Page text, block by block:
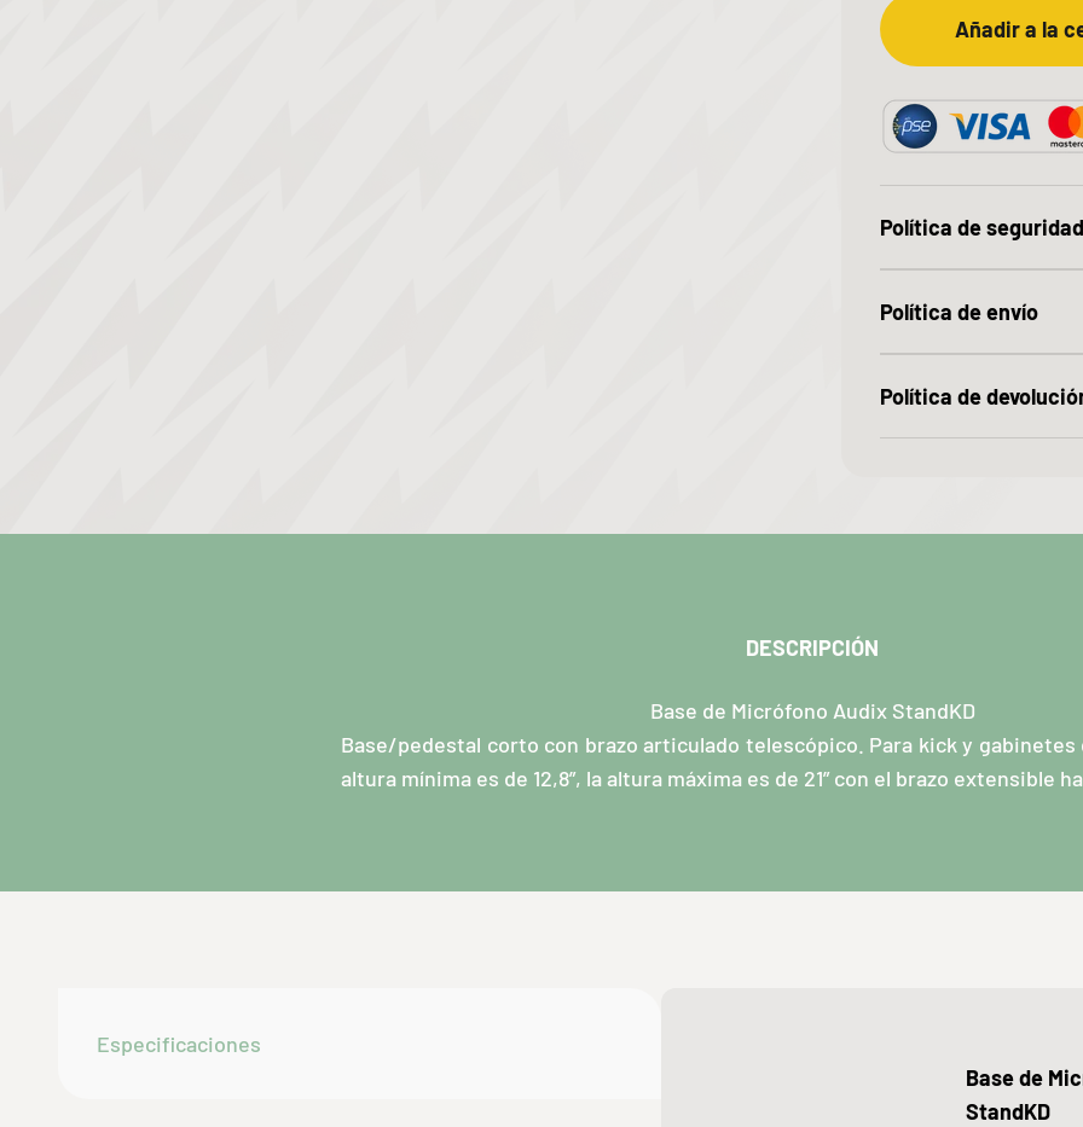
Añadir a la
Política de seguridad
Política de envío
Política de
DESCRIPCIÓN
Base de Micrófono Audix StandKD
Base/pedestal corto con brazo articulado telescópico. Para kick y gabinetes
altura mínima es de 12,8”, la altura máxima es de 21” con el brazo extensible
Especificaciones
Base de
StandKD